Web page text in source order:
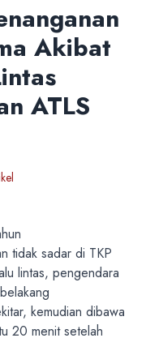
Akibat
ATLS
tidak sadar di TKP
lintas, pengendara
kemudian dibawa
20 menit setelah